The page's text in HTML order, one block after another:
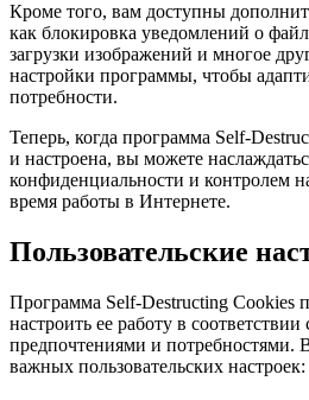
Кроме того, вам доступны
как блокировка уведомлений о
загрузки изображений и многое
настройки программы, чтобы
потребности.
Теперь, когда программа Self-
и настроена, вы можете
конфиденциальности и контролем
время работы в Интернете.
Пользовательские
Программа Self-Destructing Cookies
настроить ее работу в
предпочтениями и потребностями.
важных пользовательских настроек: